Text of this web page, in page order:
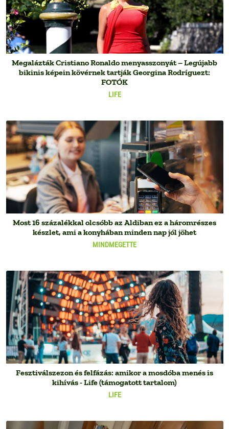
LIFE
Megalázták Cristiano Ronaldo menyasszonyát – Legújabb
bikinis képein kövérnek tartják Georgina Rodríguezt:
FOTÓK
MINDMEGETTE
Most 16 százalékkal olcsóbb az Aldiban ez a háromrészes
készlet, ami a konyhában minden nap jól jöhet
LIFE
Fesztiválszezon és felfázás: amikor a mosdóba menés is
kihívás - Life (támogatott tartalom)